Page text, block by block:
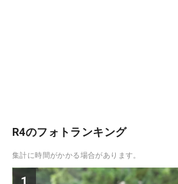
R4のフォトランキング
集計に時間がかかる場合があります。